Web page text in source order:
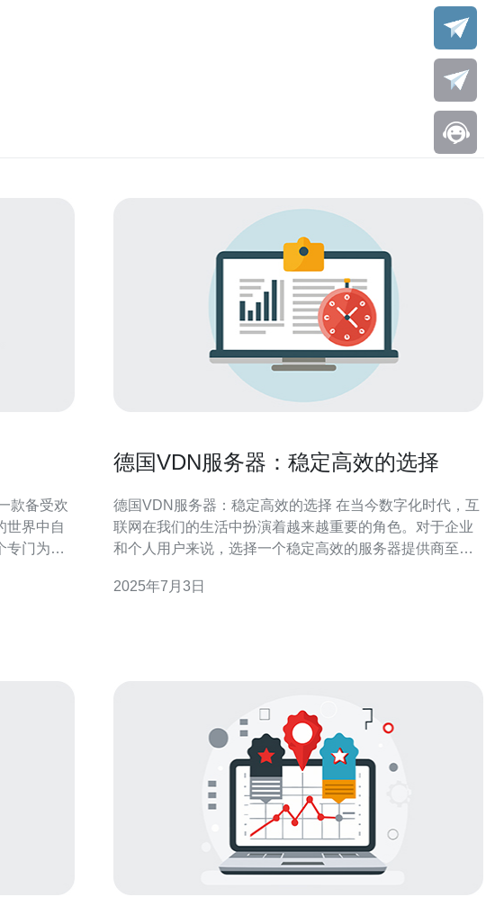
世界中自
专门为德
定的游
德国VDN服务器：稳定高效的选择
德国VDN服务器：稳定高效的选择 在当今数字化时代，互
联网在我们的生活中扮演着越来越重要的角色。对于企业
和个人用户来说，选择一个稳定高效的服务器提供商至关
器是一种虚拟专用网络服务器，它为用户提供了独立的操
2025年7月3日